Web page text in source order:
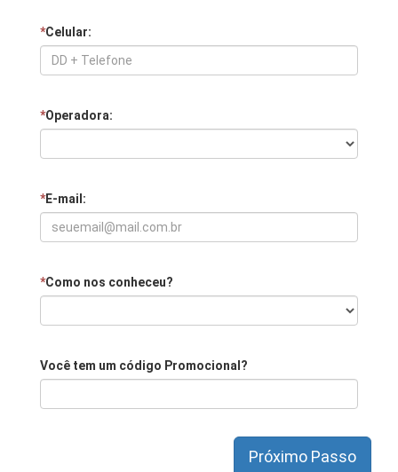
*Celular:
*Operadora:
*E-mail:
*Como nos conheceu?
Você tem um código Promocional?